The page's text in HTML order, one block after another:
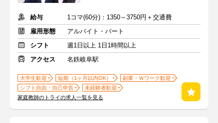
給与
1コマ(60分)：1350～3750円＋交通費
雇用形態
アルバイト・パート
シフト
週1日以上 1日1時間以上
アクセス
名鉄岐阜駅
大学生歓迎 短期（1ヶ月以内OK）
副業・Ｗワーク歓迎
シフト自由・自己申告
未経験者歓迎
家庭教師のトライの求人一覧を見る